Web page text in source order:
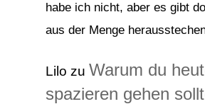
habe ich nicht, aber es gibt
aus der Menge
Lilo zu Warum du
spazieren gehen